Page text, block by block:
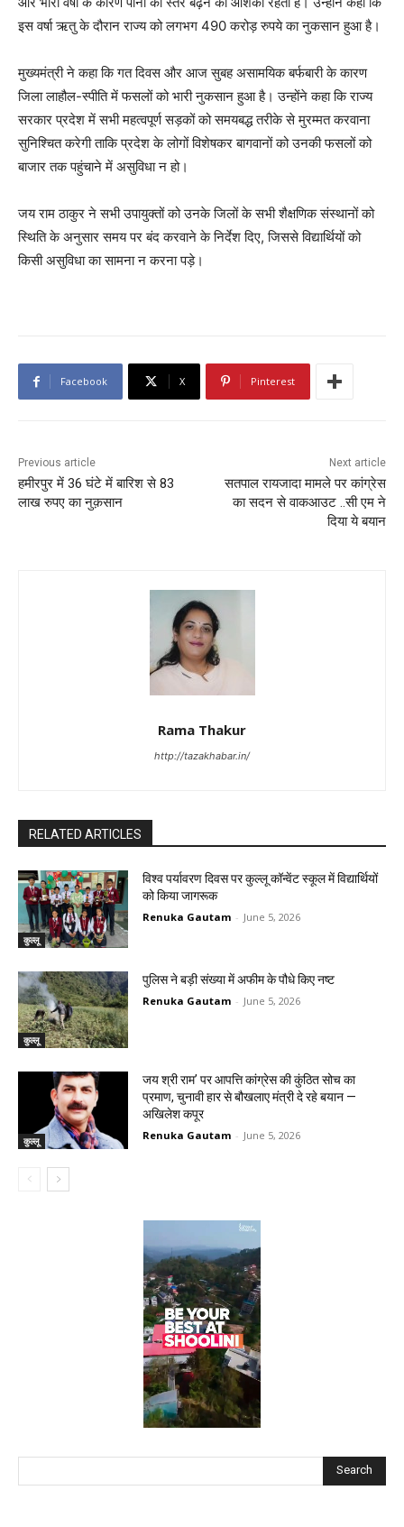
इस वर्षा ऋतु के दौरान राज्य को लगभग 490 करोड़ रुपये का नुकसान हुआ है।
मुख्यमंत्री ने कहा कि गत दिवस और आज सुबह असामयिक बर्फबारी के कारण
जिला लाहौल-स्पीति में फसलों को भारी नुकसान हुआ है। उन्होंने कहा कि राज्य
सरकार प्रदेश में सभी महत्वपूर्ण सड़कों को समयबद्ध तरीके से मुरम्मत करवाना
सुनिश्चित करेगी ताकि प्रदेश के लोगों विशेषकर बागवानों को उनकी फसलों को
बाजार तक पहुंचाने में असुविधा न हो।
जय राम ठाकुर ने सभी उपायुक्तों को उनके जिलों के सभी शैक्षणिक संस्थानों को
स्थिति के अनुसार समय पर बंद करवाने के निर्देश दिए, जिससे विद्यार्थियों को
किसी असुविधा का सामना न करना पड़े।
Facebook X Pinterest
Previous article
हमीरपुर में 36 घंटे में बारिश से 83
लाख रुपए का नुक़सान
Next article
सतपाल रायजादा मामले पर कांग्रेस
का सदन से वाकआउट ..सी एम ने
दिया ये बयान
Rama Thakur
http://tazakhabar.in/
RELATED ARTICLES
कुल्लू
विश्व पर्यावरण दिवस पर कुल्लू कॉन्वेंट स्कूल में विद्यार्थियों
को किया जागरूक
Renuka Gautam - June 5, 2026
कुल्लू
पुलिस ने बड़ी संख्या में अफीम के पौधे किए नष्ट
Renuka Gautam - June 5, 2026
कुल्लू
जय श्री राम’ पर आपत्ति कांग्रेस की कुंठित सोच का
प्रमाण, चुनावी हार से बौखलाए मंत्री दे रहे बयान —
अखिलेश कपूर
Renuka Gautam - June 5, 2026
Search